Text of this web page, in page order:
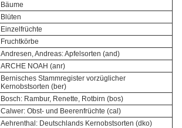
Bäume
Blüten
Einzelfrüchte
Fruchtkörbe
Andresen, Andreas: Apfelsorten (and)
ARCHE NOAH (anr)
Bernisches Stammregister vorzüglicher
Kernobstsorten (ber)
Bosch: Rambur, Renette, Rotbirn (bos)
Calwer: Obst- und Beerenfrüchte (cal)
Aehrenthal: Deutschlands Kernobstsorten (dko)